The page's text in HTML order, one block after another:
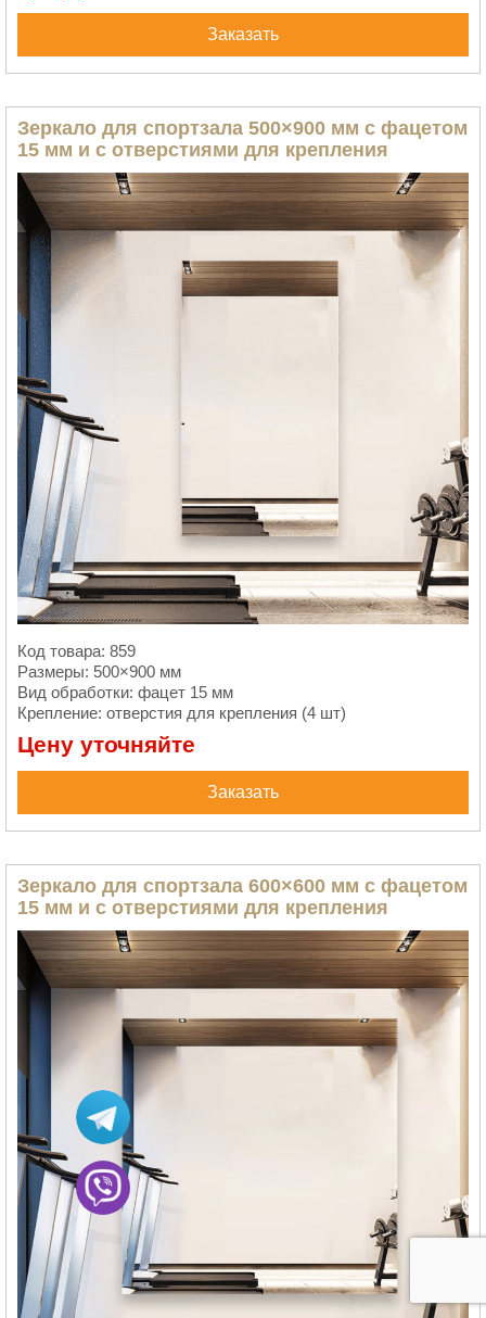
Заказать
Зеркало для спортзала 500×900 мм с фацетом
15 мм и с отверстиями для крепления
Код товара: 859
Размеры: 500×900 мм
Вид обработки: фацет 15 мм
Крепление: отверстия для крепления (4 шт)
Цену уточняйте
Заказать
Зеркало для спортзала 600×600 мм с фацетом
15 мм и с отверстиями для крепления